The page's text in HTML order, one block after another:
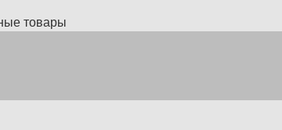
товары